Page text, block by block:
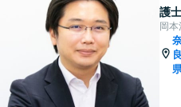
護士
岡
良